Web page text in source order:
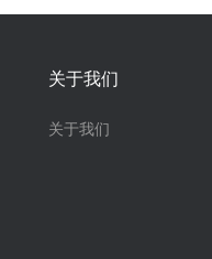
关于我们
关于我们